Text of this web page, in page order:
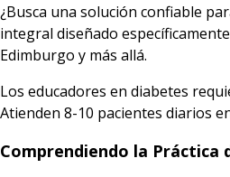
¿Busca una solución confiable
integral diseñado
Edimburgo y más allá.
Los educadores en diabetes
Atienden 8-10 pacientes diarios
Comprendiendo la Práctica